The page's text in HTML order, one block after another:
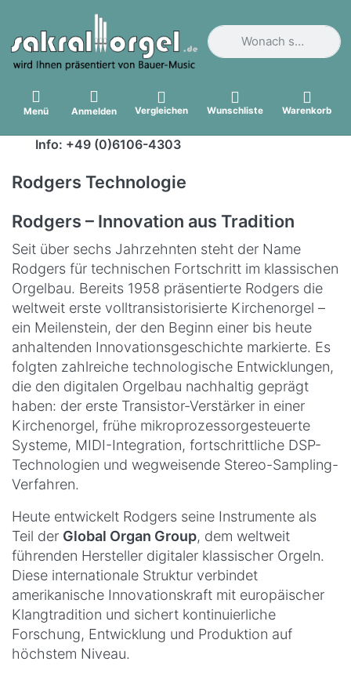
Geben Sie einen
Menü Anmelden Vergleichen Wunschliste Warenkorb
Info: +49 (0)6106-4303
Rodgers Technologie
Rodgers – Innovation aus Tradition
Seit über sechs Jahrzehnten steht der Name
Rodgers für technischen Fortschritt im klassischen
Orgelbau. Bereits 1958 präsentierte Rodgers die
weltweit erste volltransistorisierte Kirchenorgel –
ein Meilenstein, der den Beginn einer bis heute
anhaltenden Innovationsgeschichte markierte. Es
folgten zahlreiche technologische Entwicklungen,
die den digitalen Orgelbau nachhaltig geprägt
haben: der erste Transistor-Verstärker in einer
Kirchenorgel, frühe mikroprozessorgesteuerte
Systeme, MIDI-Integration, fortschrittliche DSP-
Technologien und wegweisende Stereo-Sampling-
Verfahren.
Heute entwickelt Rodgers seine Instrumente als
Teil der Global Organ Group, dem weltweit
führenden Hersteller digitaler klassischer Orgeln.
Diese internationale Struktur verbindet
amerikanische Innovationskraft mit europäischer
Klangtradition und sichert kontinuierliche
Forschung, Entwicklung und Produktion auf
höchstem Niveau.